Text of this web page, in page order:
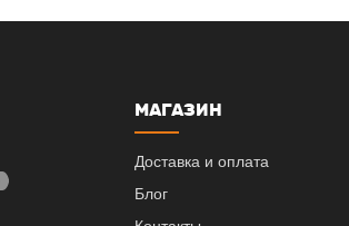
МАГАЗИН
Доставка и оплата
Блог